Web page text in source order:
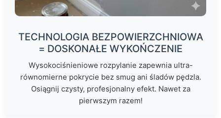
TECHNOLOGIA BEZPOWIERZCHNIOWA
= DOSKONAŁE WYKOŃCZENIE
Wysokociśnieniowe rozpylanie zapewnia ultra-
równomierne pokrycie bez smug ani śladów pędzla.
Osiągnij czysty, profesjonalny efekt. Nawet za
pierwszym razem!